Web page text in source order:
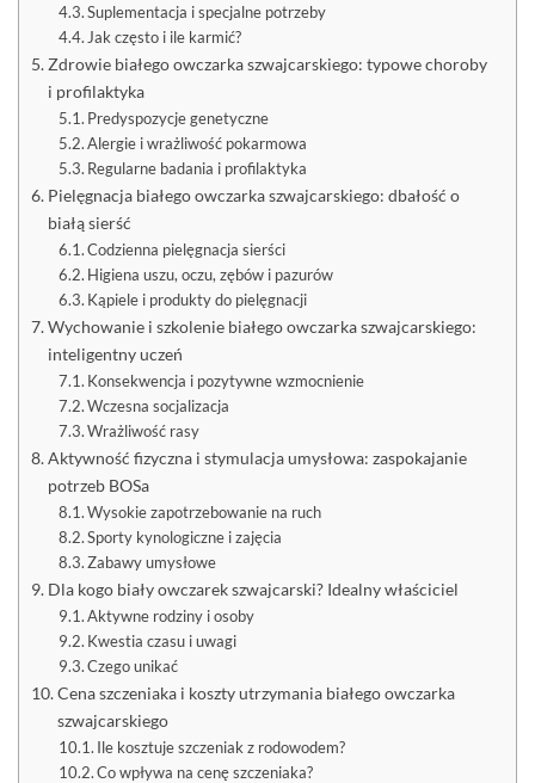
Suplementacja i specjalne potrzeby
Jak często i ile karmić?
Zdrowie białego owczarka szwajcarskiego: typowe choroby
i profilaktyka
Predyspozycje genetyczne
Alergie i wrażliwość pokarmowa
Regularne badania i profilaktyka
Pielęgnacja białego owczarka szwajcarskiego: dbałość o
białą sierść
Codzienna pielęgnacja sierści
Higiena uszu, oczu, zębów i pazurów
Kąpiele i produkty do pielęgnacji
Wychowanie i szkolenie białego owczarka szwajcarskiego:
inteligentny uczeń
Konsekwencja i pozytywne wzmocnienie
Wczesna socjalizacja
Wrażliwość rasy
Aktywność fizyczna i stymulacja umysłowa: zaspokajanie
potrzeb BOSa
Wysokie zapotrzebowanie na ruch
Sporty kynologiczne i zajęcia
Zabawy umysłowe
Dla kogo biały owczarek szwajcarski? Idealny właściciel
Aktywne rodziny i osoby
Kwestia czasu i uwagi
Czego unikać
Cena szczeniaka i koszty utrzymania białego owczarka
szwajcarskiego
Ile kosztuje szczeniak z rodowodem?
Co wpływa na cenę szczeniaka?